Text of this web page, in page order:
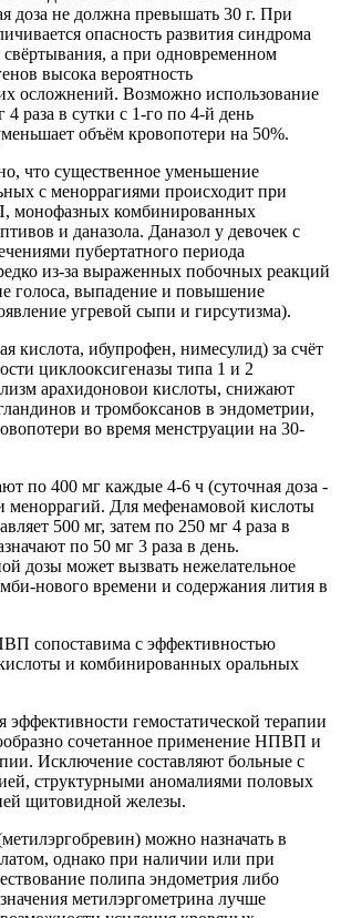
доза не должна превышать 30 г. При
опасность развития синдрома
свёртывания, а при одновременном
высока вероятность
осложнений. Возможно использование
4 раза в сутки с 1-го по 4-й день
объём кровопотери на 50%.
что существенное уменьшение
с меноррагиями происходит при
комбинированных
и даназола. Даназол у девочек с
пубертатного периода
из-за выраженных побочных реакций
голоса, выпадение и повышение
угревой сыпи и гирсутизма).
ибупрофен, нимесулид) за счёт
циклооксигеназы типа 1 и 2
арахидоновои кислоты, снижают
и тромбоксанов в эндометрии,
во время менструации на 30-
по 400 мг каждые 4-6 ч (суточная доза -
меноррагий. Для мефенамовой кислоты
500 мг, затем по 250 мг 4 раза в
по 50 мг 3 раза в день.
дозы может вызвать нежелательное
нового времени и содержания лития в
сопоставима с эффективностью
и комбинированных оральных
гемостатической терапии
сочетанное применение НПВП и
Исключение составляют больные с
структурными аномалиями половых
щитовидной железы.
можно назначать в
однако при наличии или при
полипа эндометрия либо
метилэргометрина лучше